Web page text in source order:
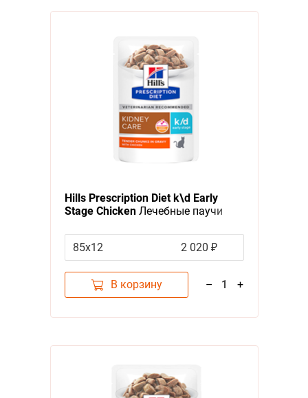
Hills Prescription Diet k\d Early
Stage ChickenЛечебные паучи
Заболеваниях Почек на ранней
стадии Курица (цена за упаковку)
85х12 2 020 ₽
В корзину – 1 +